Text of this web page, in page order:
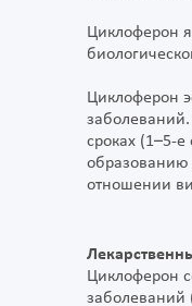
Циклоферон
Циклоферон
сроках (1–5-
образованию
отношении
Циклоферон
заболеваний